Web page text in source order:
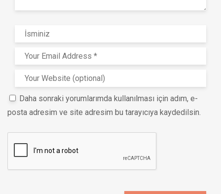
Daha sonraki yorumlarımda kullanılması için adım, e-
posta adresim ve site adresim bu tarayıcıya kaydedilsin.